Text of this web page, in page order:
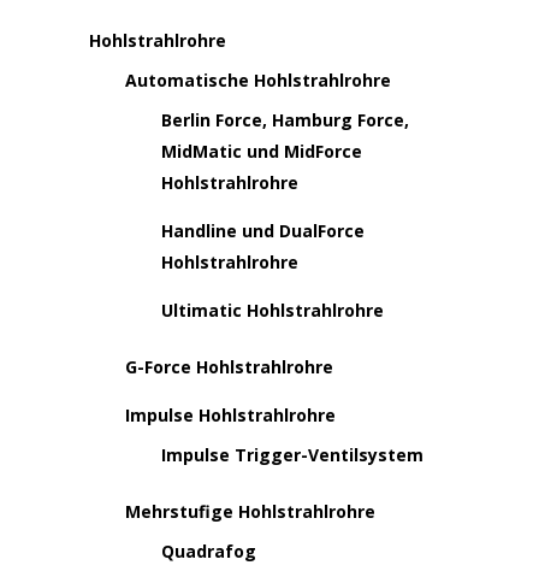
Hohlstrahlrohre
Automatische Hohlstrahlrohre
Berlin Force, Hamburg Force,
MidMatic und MidForce
Hohlstrahlrohre
Handline und DualForce
Hohlstrahlrohre
Ultimatic Hohlstrahlrohre
G-Force Hohlstrahlrohre
Impulse Hohlstrahlrohre
Impulse Trigger-Ventilsystem
Mehrstufige Hohlstrahlrohre
Quadrafog